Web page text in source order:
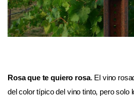
Rosa que te quiero rosa. El vino
del color típico del vino tinto, pero solo